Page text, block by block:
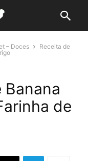
– Doces
Receita de
Banana
de